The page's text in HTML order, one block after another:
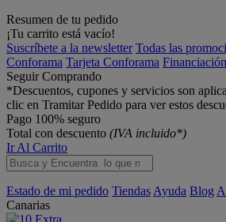
Resumen de tu pedido
¡Tu carrito está vacío!
Suscríbete a la newsletter Todas las
Conforama Tarjeta Conforama Financiación
Seguir Comprando
*Descuentos, cupones y servicios son
clic en Tramitar Pedido para ver estos
Pago 100% seguro
Total con descuento (IVA incluido*)
Ir Al Carrito
Estado de mi pedido Tiendas Ayuda Blog
Canarias